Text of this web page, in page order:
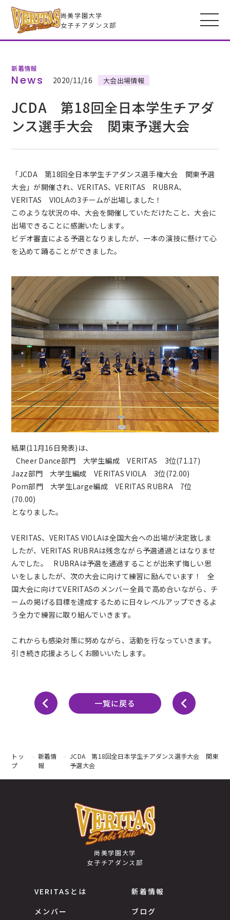
尚美学園大学
女子チアダンス部
VERITASとは
メンバー
全米大会
高校生のみなさんへ
新着情報
お問い合わせ
よくあるご質問
女子チアダンス部諸規定
プライバシーポリシー
新着情報
News 2020/11/16 大会出場情報
JCDA 第18回全日本学生チアダ
ンス選手大会 関東予選大会
「JCDA 第18回全日本学生チアダンス選手権大会 関東予選
大会」が開催され、VERITAS、VERITAS RUBRA、
VERITAS VIOLAの3チームが出場しました！
このような状況の中、大会を開催していただけたこと、大会に
出場できることに感謝いたします。
ビデオ審査による予選となりましたが、一本の演技に懸けて心
を込めて踊ることができました。
結果(11月16日発表)は、
Cheer Dance部門 大学生編成 VERITAS 3位(71.17)
Jazz部門 大学生編成 VERITAS VIOLA 3位(72.00)
Pom部門 大学生Large編成 VERITAS RUBRA 7位
(70.00)
となりました。
VERITAS、VERITAS VIOLAは全国大会への出場が決定致しま
したが、VERITAS RUBRAは残念ながら予選通過とはなりませ
んでした。 RUBRAは予選を通過することが出来ず悔しい思
いをしましたが、次の大会に向けて練習に励んでいます！ 全
国大会に向けてVERITASのメンバー全員で高め合いながら、チ
ームの掲げる目標を達成するために日々レベルアップできるよ
う全力で練習に取り組んでいきます。
これからも感染対策に努めながら、活動を行なっていきます。
引き続き応援よろしくお願いいたします。
一覧に戻る
トッ
プ
新着情
報
JCDA 第18回全日本学生チアダンス選手大会 関東
予選大会
尚美学園大学
女子チアダンス部
VERITASとは
新着情報
メンバー
ブログ